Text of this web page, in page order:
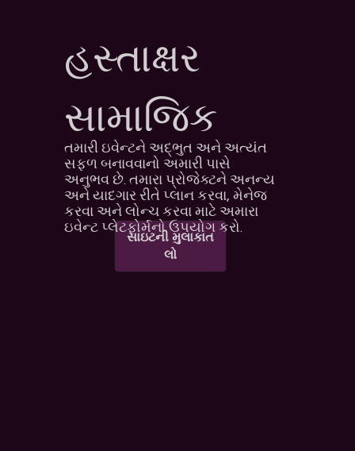
સાઇટની મુલાકાત
લો
તમારી ઇવેન્ટને અદ્ભુત અને અત્યંત
સફળ બનાવવાનો અમારી પાસે
અનુભવ છે. તમારા પ્રોજેક્ટને અનન્ય
અને યાદગાર રીતે પ્લાન કરવા, મેનેજ
કરવા અને લોન્ચ કરવા માટે અમારા
ઇવેન્ટ પ્લેટફોર્મનો ઉપયોગ કરો.
હસ્તાક્ષર
સામાજિક